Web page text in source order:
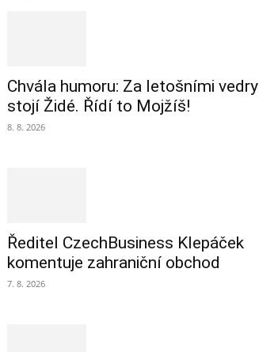
Chvála humoru: Za letošními vedry
stojí Židé. Řídí to Mojžíš!
8. 8. 2026
Ředitel CzechBusiness Klepáček
komentuje zahraniční obchod
7. 8. 2026